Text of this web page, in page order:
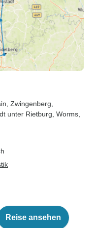
, Zwingenberg
unter Rietburg , Worms
Reise ansehen